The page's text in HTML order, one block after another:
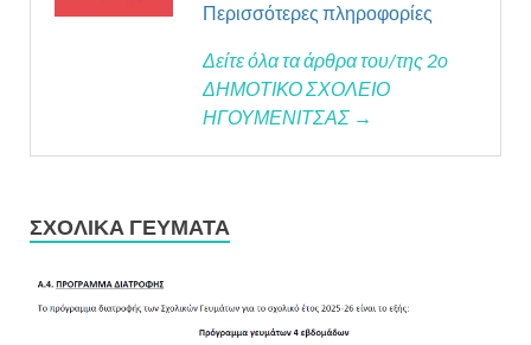
Περισσότερες πληροφορίες
Δείτε όλα τα άρθρα του/της 2ο
ΔΗΜΟΤΙΚΟ ΣΧΟΛΕΙΟ
ΗΓΟΥΜΕΝΙΤΣΑΣ →
ΣΧΟΛΙΚΑ ΓΕΥΜΑΤΑ